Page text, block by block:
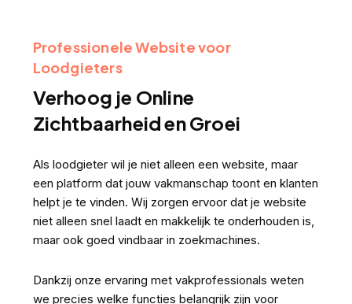
Professionele Website voor
Loodgieters
Verhoog je Online
Zichtbaarheid en Groei
Als loodgieter wil je niet alleen een website, maar
een platform dat jouw vakmanschap toont en klanten
helpt je te vinden. Wij zorgen ervoor dat je website
niet alleen snel laadt en makkelijk te onderhouden is,
maar ook goed vindbaar in zoekmachines.
Dankzij onze ervaring met vakprofessionals weten
we precies welke functies belangrijk zijn voor